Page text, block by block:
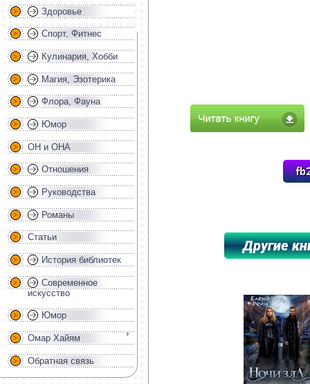
Здоровье
Спорт, Фитнес
Кулинария, Хобби
Магия, Эзотерика
Флора, Фауна
Юмор
ОН и ОНА
Отношения
Руководства
Романы
Статьи
История библиотек
Современное
искусство
Юмор
Омар Хайям
Обратная связь